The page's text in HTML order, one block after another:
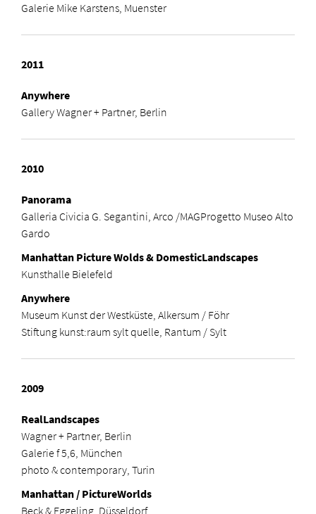
Galerie Mike Karstens, Muenster
2011
Anywhere
Gallery Wagner + Partner, Berlin
2010
Panorama
Galleria Civicia G. Segantini, Arco /MAGProgetto Museo Alto
Gardo
Manhattan Picture Wolds & DomesticLandscapes
Kunsthalle Bielefeld
Anywhere
Museum Kunst der Westküste, Alkersum / Föhr
Stiftung kunst:raum sylt quelle, Rantum / Sylt
2009
RealLandscapes
Wagner + Partner, Berlin
Galerie f 5,6, München
photo & contemporary, Turin
Manhattan / PictureWorlds
Beck & Eggeling, Düsseldorf